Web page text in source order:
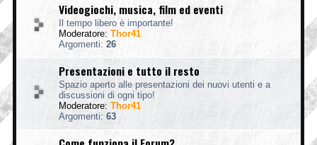
Videogiochi, musica, film ed eventi
Il tempo libero è importante!
Moderatore: Thor41
Argomenti: 26
Presentazioni e tutto il resto
Spazio aperto alle presentazioni dei nuovi utenti e a
discussioni di ogni tipo!
Moderatore: Thor41
Argomenti: 63